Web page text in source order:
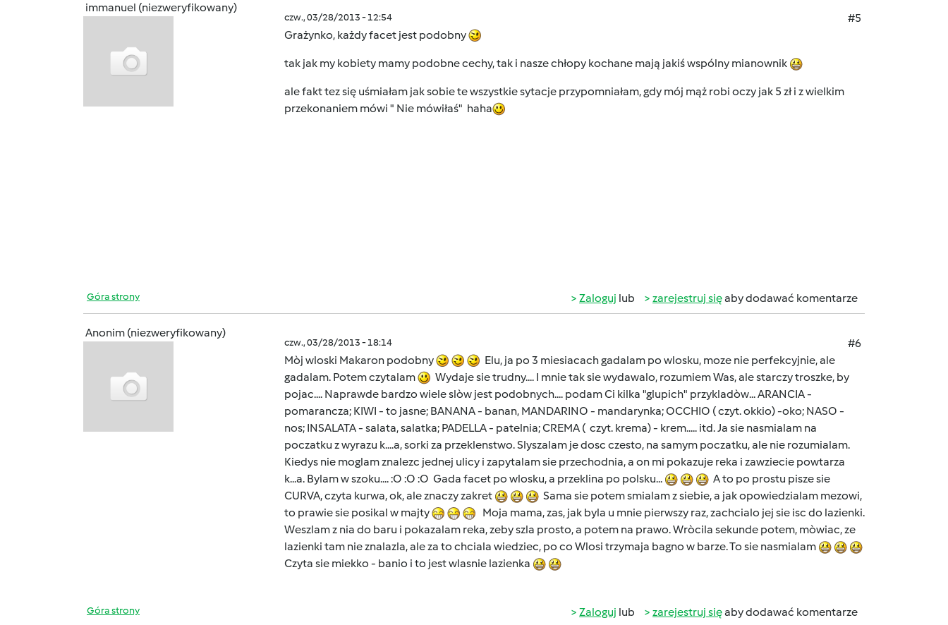
immanuel (niezweryfikowany)
czw., 03/28/2013 - 12:54
#5
Grażynko, każdy facet jest podobny
tak jak my kobiety mamy podobne cechy, tak i nasze chłopy kochane mają jakiś wspólny mianownik
ale fakt tez się uśmiałam jak sobie te wszystkie sytacje przypomniałam, gdy mój mąż robi oczy jak 5 zł i z wielkim
przekonaniem mówi " Nie mówiłaś" haha
Góra strony Zaloguj lub zarejestruj sięaby dodawać komentarze
Anonim (niezweryfikowany)
czw., 03/28/2013 - 18:14
#6
Mòj wloski Makaron podobny
Elu, ja po 3 miesiacach gadalam po wlosku, moze nie perfekcyjnie, ale
gadalam. Potem czytalam
Wydaje sie trudny.... I mnie tak sie wydawalo, rozumiem Was, ale starczy troszke, by
pojac.... Naprawde bardzo wiele slòw jest podobnych.... podam Ci kilka "glupich" przykladòw... ARANCIA -
pomarancza; KIWI - to jasne; BANANA - banan, MANDARINO - mandarynka; OCCHIO ( czyt. okkio) -oko; NASO -
nos; INSALATA - salata, salatka; PADELLA - patelnia; CREMA ( czyt. krema) - krem..... itd. Ja sie nasmialam na
poczatku z wyrazu k....a, sorki za przeklenstwo. Slyszalam je dosc czesto, na samym poczatku, ale nie rozumialam.
Kiedys nie moglam znalezc jednej ulicy i zapytalam sie przechodnia, a on mi pokazuje reka i zawziecie powtarza
k...a. Bylam w szoku.... :O :O :O Gada facet po wlosku, a przeklina po polsku...
A to po prostu pisze sie
CURVA, czyta kurwa, ok, ale znaczy zakret
Sama sie potem smialam z siebie, a jak opowiedzialam mezowi,
to prawie sie posikal w majty
Moja mama, zas, jak byla u mnie pierwszy raz, zachcialo jej sie isc do lazienki.
Weszlam z nia do baru i pokazalam reka, zeby szla prosto, a potem na prawo. Wròcila sekunde potem, mòwiac, ze
lazienki tam nie znalazla, ale za to chciala wiedziec, po co Wlosi trzymaja bagno w barze. To sie nasmialam
Czyta sie miekko - banio i to jest wlasnie lazienka
Góra strony Zaloguj lub zarejestruj sięaby dodawać komentarze